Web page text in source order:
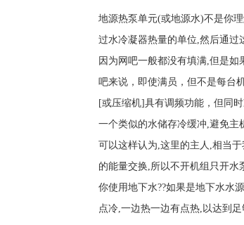
地源热泵单元(或地源水)不是你
过水冷凝器热量的单位,然后通过
因为网吧一般都没有填满,但是
吧来说，即使满员，但不是每台
[或压缩机]具有调频功能，但同
一个类似的水储存冷缓冲,避免主
可以这样认为,这里的主人,相当
的能量交换,所以不开机组只开水
你使用地下水??如果是地下水水
点冷,一边热一边有点热,以达到足